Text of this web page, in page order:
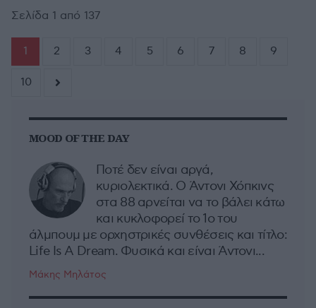
Σελίδα 1 από 137
1 2 3 4 5 6 7 8 9
10
MOOD OF THE DAY
Ποτέ δεν είναι αργά,
κυριολεκτικά. Ο Άντονι Χόπκινς
στα 88 αρνείται να το βάλει κάτω
και κυκλοφορεί το 1ο του
άλμπουμ με ορχηστρικές συνθέσεις και τίτλο:
Life Is A Dream. Φυσικά και είναι Άντονι...
Μάκης Μηλάτος